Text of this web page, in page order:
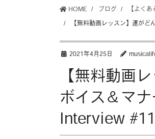
HOME ブログ 【よくあ
【無料動画レッスン】運が
2021年4月25日
【無料動画
ボイス＆マ
Interview